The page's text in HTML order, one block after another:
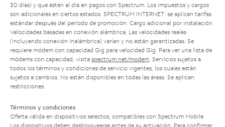
30 días) y que estén al día en pagos con Spectrum. Los impuestos y cargos
son adicionales en ciertos estados. SPECTRUM INTERNET: se aplican tarifas
estándar después del período de promoción. Cargo adicional por instalación.
Velocidades basadas en conexión alámbrica. Las velocidades reales
(incluyendo conexión inalámbrica) varían y no están garantizadas. Se
requiere módem con capacidad Gig para velocidad Gig. Para ver una lista de
módems con capacidad, visita spectrum.net/modem . Servicios sujetos a
todos los términos y condiciones de servicio vigentes, los cuales están
sujetos a cambios. No están disponibles en todas las áreas. Se aplican
restricciones.
Términos y condiciones
Oferta válida en dispositivos selectos, compatibles con Spectrum Mobile.
Los dispositivos deben desbloquearse antes de su activación. Para confirmar